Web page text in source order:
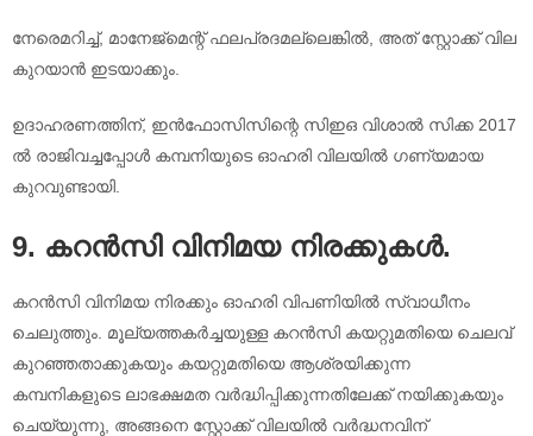
നേരെമറിച്ച്, മാനേജ്മെന്റ് ഫലപ്രദമല്ലെങ്കിൽ, അത് സ്റ്റോക്ക് വില
കുറയാൻ ഇടയാക്കും.
ഉദാഹരണത്തിന്, ഇൻഫോസിസിന്റെ സിഇഒ വിശാൽ സിക്ക 2017
ൽ രാജിവച്ചപ്പോൾ കമ്പനിയുടെ ഓഹരി വിലയിൽ ഗണ്യമായ
കുറവുണ്ടായി.
9. കറൻസി വിനിമയ നിരക്കുകൾ.
കറൻസി വിനിമയ നിരക്കും ഓഹരി വിപണിയിൽ സ്വാധീനം
ചെലുത്തും. മൂല്യത്തകർച്ചയുള്ള കറൻസി കയറ്റുമതിയെ ചെലവ്
കുറഞ്ഞതാക്കുകയും കയറ്റുമതിയെ ആശ്രയിക്കുന്ന
കമ്പനികളുടെ ലാഭക്ഷമത വർദ്ധിപ്പിക്കുന്നതിലേക്ക് നയിക്കുകയും
ചെയ്യുന്നു, അങ്ങനെ സ്റ്റോക്ക് വിലയിൽ വർദ്ധനവിന്